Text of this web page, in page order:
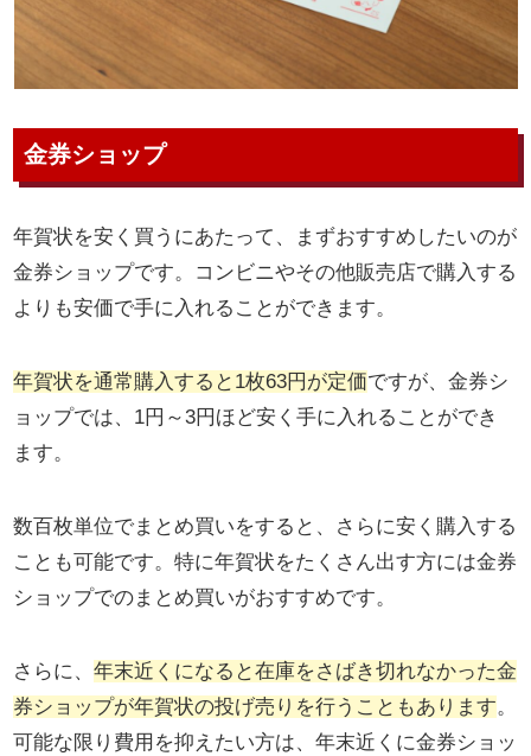
金券ショップ
年賀状を安く買うにあたって、まずおすすめしたいのが
金券ショップです。コンビニやその他販売店で購入する
よりも安価で手に入れることができます。
年賀状を通常購入すると1枚63円が定価ですが、金券シ
ョップでは、1円～3円ほど安く手に入れることができ
ます。
数百枚単位でまとめ買いをすると、さらに安く購入する
ことも可能です。特に年賀状をたくさん出す方には金券
ショップでのまとめ買いがおすすめです。
さらに、年末近くになると在庫をさばき切れなかった金
券ショップが年賀状の投げ売りを行うこともあります。
可能な限り費用を抑えたい方は、年末近くに金券ショッ